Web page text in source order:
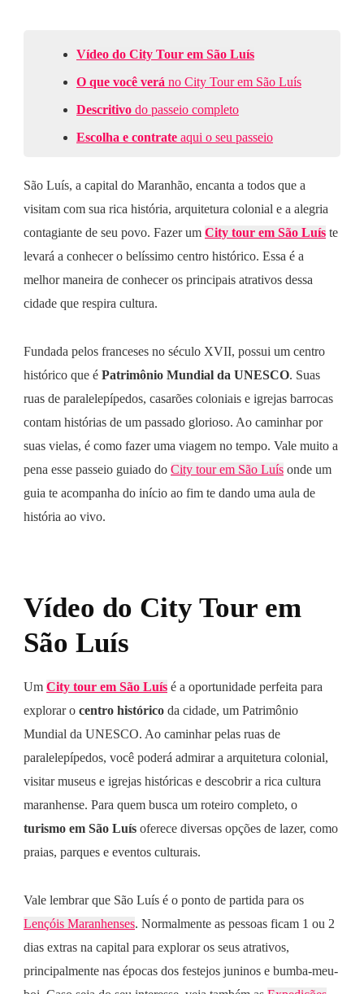
Vídeo do City Tour em São Luís
O que você verá no City Tour em São Luís
Descritivo do passeio completo
Escolha e contrate aqui o seu passeio
São Luís, a capital do Maranhão, encanta a todos que a
visitam com sua rica história, arquitetura colonial e a alegria
contagiante de seu povo. Fazer um City tour em São Luís te
levará a conhecer o belíssimo centro histórico. Essa é a
melhor maneira de conhecer os principais atrativos dessa
cidade que respira cultura.
Fundada pelos franceses no século XVII, possui um centro
histórico que é Patrimônio Mundial da UNESCO. Suas
ruas de paralelepípedos, casarões coloniais e igrejas barrocas
contam histórias de um passado glorioso. Ao caminhar por
suas vielas, é como fazer uma viagem no tempo. Vale muito a
pena esse passeio guiado do City tour em São Luís onde um
guia te acompanha do início ao fim te dando uma aula de
história ao vivo.
Vídeo do City Tour em
São Luís
Um City tour em São Luís é a oportunidade perfeita para
explorar o centro histórico da cidade, um Patrimônio
Mundial da UNESCO. Ao caminhar pelas ruas de
paralelepípedos, você poderá admirar a arquitetura colonial,
visitar museus e igrejas históricas e descobrir a rica cultura
maranhense. Para quem busca um roteiro completo, o
turismo em São Luís oferece diversas opções de lazer, como
praias, parques e eventos culturais.
Vale lembrar que São Luís é o ponto de partida para os
Lençóis Maranhenses. Normalmente as pessoas ficam 1 ou 2
dias extras na capital para explorar os seus atrativos,
principalmente nas épocas dos festejos juninos e bumba-meu-